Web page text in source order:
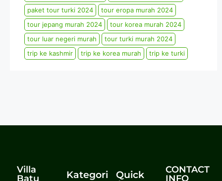
paket tour turki 2024
tour eropa murah 2024
tour jepang murah 2024
tour korea murah 2024
tour luar negeri murah
tour turki murah 2024
trip ke kashmir
trip ke korea murah trip ke turki
Villa
Batu
Kategori
Quick
CONTACT
INFO